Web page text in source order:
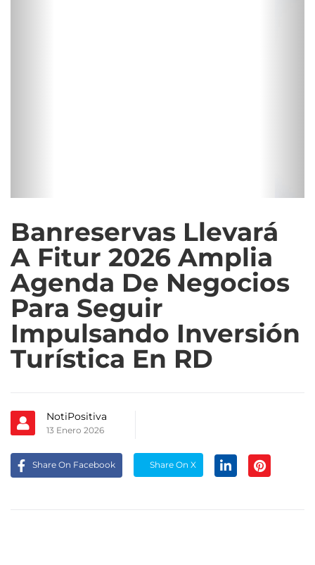
Banreservas Llevará
A Fitur 2026 Amplia
Agenda De Negocios
Para Seguir
Impulsando Inversión
Turística En RD
NotiPositiva
13 Enero 2026
Share On Facebook Share On X